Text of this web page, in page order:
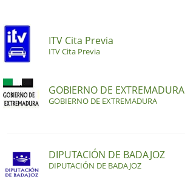
ITV Cita Previa
ITV Cita Previa
GOBIERNO DE EXTREMADURA
GOBIERNO DE EXTREMADURA
DIPUTACIÓN DE BADAJOZ
DIPUTACIÓN DE BADAJOZ